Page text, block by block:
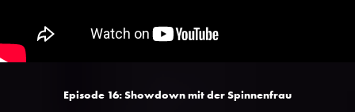
Episode 16: Showdown mit der Spinnenfrau